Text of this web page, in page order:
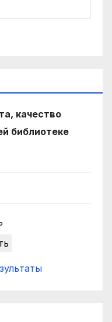
качество
библиотеке